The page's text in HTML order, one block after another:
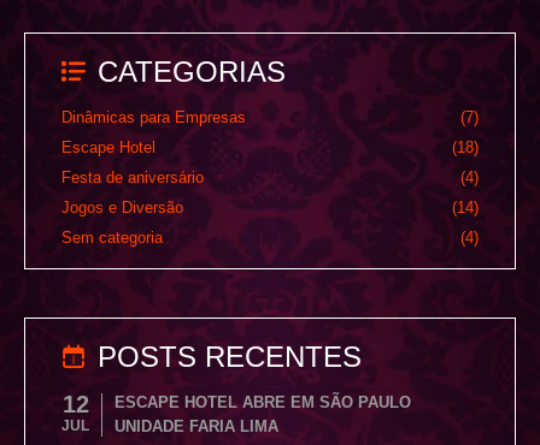
CATEGORIAS
Dinâmicas para Empresas
(7)
Escape Hotel
(18)
Festa de aniversário
(4)
Jogos e Diversão
(14)
Sem categoria
(4)
POSTS RECENTES
12
JUL
ESCAPE HOTEL ABRE EM SÃO PAULO
UNIDADE FARIA LIMA